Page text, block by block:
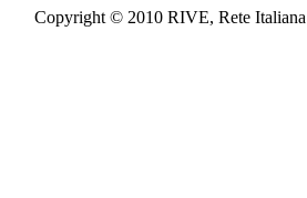
Copyright © 2010 RIVE, Rete